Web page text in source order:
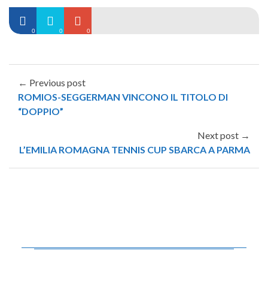
0 0 0
← Previous post
ROMIOS-SEGGERMAN VINCONO IL TITOLO DI
“DOPPIO”
Next post →
L’EMILIA ROMAGNA TENNIS CUP SBARCA A PARMA